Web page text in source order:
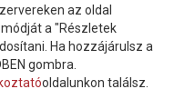
hogy azadatkezelési
és elfogadom.
az oldal
a "Részletek
Ha hozzájárulsz a
gombra.
oldalunkon találsz.